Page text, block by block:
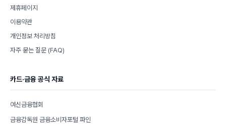
제휴페이지
이용약관
개인정보 처리방침
자주 묻는 질문 (FAQ)
카드·금융 공식 자료
여신금융협회
금융감독원 금융소비자포털 파인